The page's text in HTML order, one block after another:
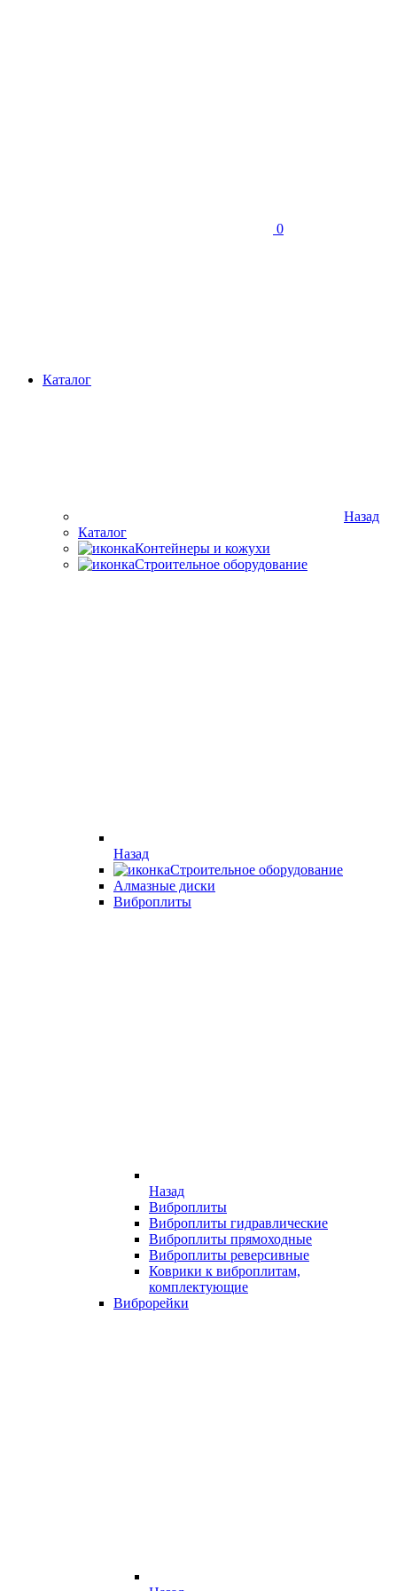
0
Каталог
Назад
Каталог
Контейнеры и кожухи
Строительное оборудование
Назад
Строительное оборудование
Алмазные диски
Виброплиты
Назад
Виброплиты
Виброплиты гидравлические
Виброплиты прямоходные
Виброплиты реверсивные
Коврики к виброплитам,
комплектующие
Виброрейки